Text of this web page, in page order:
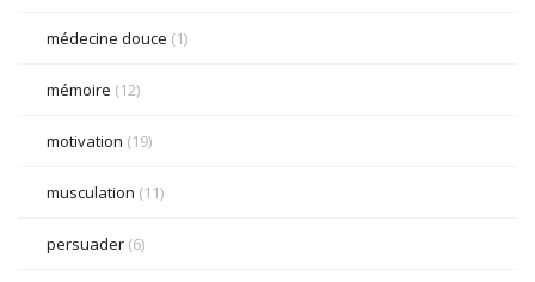
médecine douce (1)
mémoire (12)
motivation (19)
musculation (11)
persuader (6)